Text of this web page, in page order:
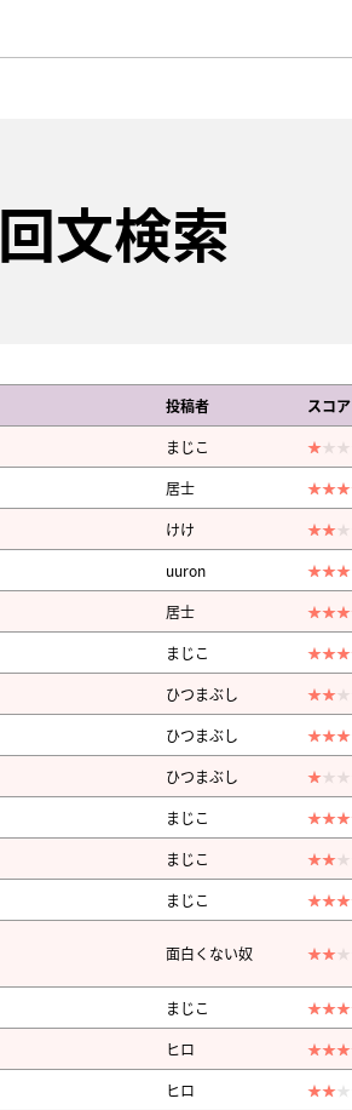
回文検索
投稿者 スコア
まじこ
居士
けけ
uuron
居士
まじこ
ひつまぶし
ひつまぶし
ひつまぶし
まじこ
まじこ
まじこ
面白くない奴
まじこ
ヒロ
ヒロ